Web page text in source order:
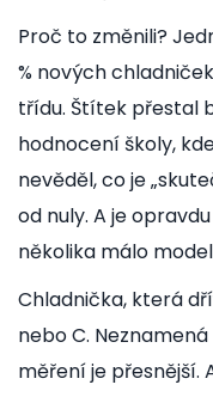
Proč to změnili?
% nových
třídu. Štítek přestal
hodnocení školy,
nevěděl, co je
od nuly. A je
několika málo
Chladnička, která
nebo C.
měření je přesnější.